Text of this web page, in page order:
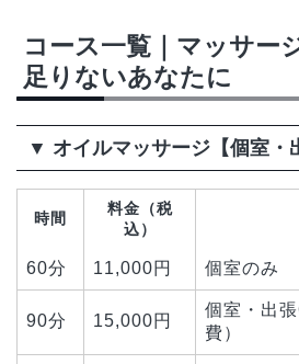
コース一覧｜マッサー
足りないあなたに
▼ オイルマッサージ【個室・
時間
料金（税
込）
60分 11,000円 個室のみ
90分 15,000円
個室・出
費）